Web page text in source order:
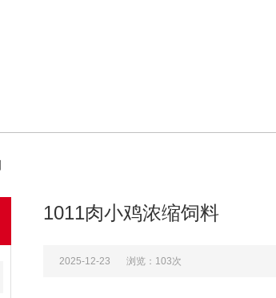
1011肉小鸡浓缩饲料
2025-12-23 浏览：103次